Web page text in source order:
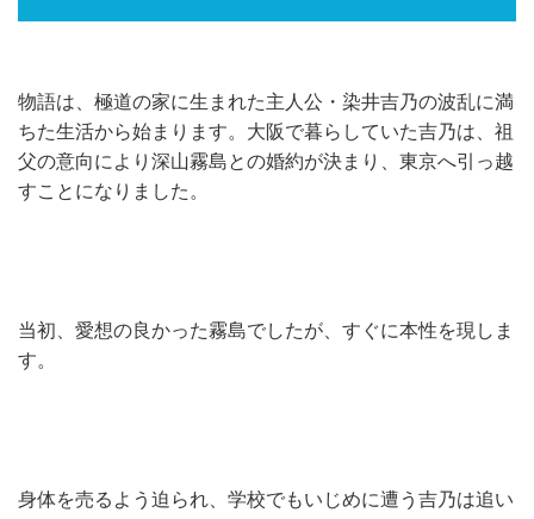
物語は、極道の家に生まれた主人公・染井吉乃の波乱に満
ちた生活から始まります。大阪で暮らしていた吉乃は、祖
父の意向により深山霧島との婚約が決まり、東京へ引っ越
すことになりました。
当初、愛想の良かった霧島でしたが、すぐに本性を現しま
す。
身体を売るよう迫られ、学校でもいじめに遭う吉乃は追い